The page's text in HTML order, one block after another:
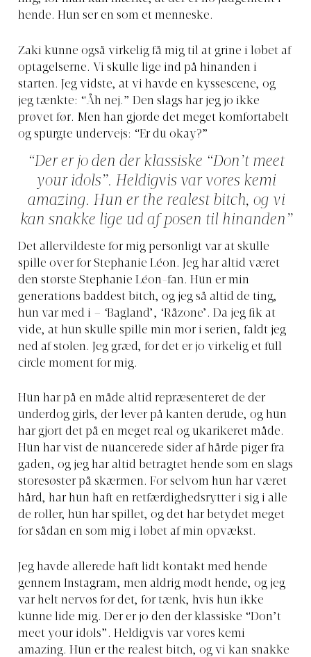
hende. Hun ser en som et menneske.
Zaki kunne også virkelig få mig til at grine i løbet af
optagelserne. Vi skulle lige ind på hinanden i
starten. Jeg vidste, at vi havde en kyssescene, og
jeg tænkte: “Åh nej.” Den slags har jeg jo ikke
prøvet før. Men han gjorde det meget komfortabelt
og spurgte undervejs: “Er du okay?”
“Der er jo den der klassiske “Don’t meet
your idols”. Heldigvis var vores kemi
amazing. Hun er the realest bitch, og vi
kan snakke lige ud af posen til hinanden”
Det allervildeste for mig personligt var at skulle
spille over for Stephanie Léon. Jeg har altid været
den største Stephanie Léon-fan. Hun er min
generations baddest bitch, og jeg så altid de ting,
hun var med i – ‘Bagland’, ‘Råzone’. Da jeg fik at
vide, at hun skulle spille min mor i serien, faldt jeg
ned af stolen. Jeg græd, for det er jo virkelig et full
circle moment for mig.
Hun har på en måde altid repræsenteret de der
underdog girls, der lever på kanten derude, og hun
har gjort det på en meget real og ukarikeret måde.
Hun har vist de nuancerede sider af hårde piger fra
gaden, og jeg har altid betragtet hende som en slags
storesøster på skærmen. For selvom hun har været
hård, har hun haft en retfærdighedsrytter i sig i alle
de roller, hun har spillet, og det har betydet meget
for sådan en som mig i løbet af min opvækst.
Jeg havde allerede haft lidt kontakt med hende
gennem Instagram, men aldrig mødt hende, og jeg
var helt nervøs for det, for tænk, hvis hun ikke
kunne lide mig. Der er jo den der klassiske “Don’t
meet your idols”. Heldigvis var vores kemi
amazing. Hun er the realest bitch, og vi kan snakke